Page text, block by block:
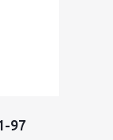
97